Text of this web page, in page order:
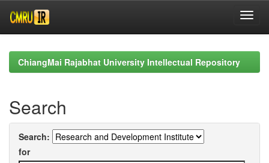
navigationChiangMai Rajabhat University Intellectual Repository
Search
Search:
for